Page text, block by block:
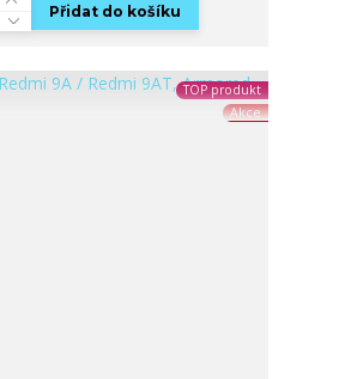
Přidat do košíku
TOP produkt
Akce